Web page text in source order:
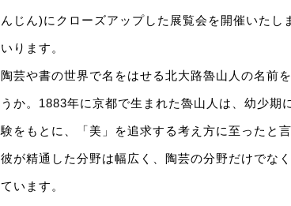
んじん)にクローズアップした展覧会を開催いた
いります。
陶芸や書の世界で名をはせる北⼤路魯⼭⼈の名前
うか。1883年に京都で⽣まれた魯⼭⼈は、幼少
験をもとに、「美」を追求する考え⽅に⾄ったと⾔
彼が精通した分野は幅広く、陶芸の分野だけでな
ています。